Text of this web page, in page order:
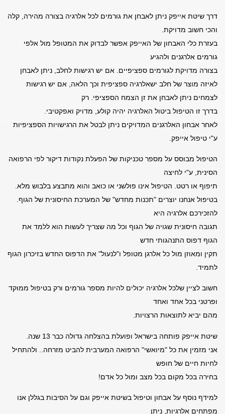
דרך שיטת אייפק ניתן לאבחן את גורמים לכל אלרגיה בצורה מהירה, קלה
והכי חשוב מדויקת.
בעזרת כלי האבחון של האייפק אפשר לבדוק את המטופל מול אלפי
גורמים אלרגנים ולהגיע
בצורה מדויקת לגורמים ספציפיים. אם יש רגישות לחלב, ניתן לאבחן
לאיזה מוצר של חלב ישאלרגיה ספציפית וכך הלאה, אם יש רגישות
לצמחים ניתן לאבחן את זן הצמח הספציפי. רק
בדרך זו הטיפול ביטול האלרגיה יהיה קולע, מדויק ואפקטיבי.
לאחר אבחון האלרגנים המדויקים ניתן לבטל את הרגישויות הספציפיות
ע"י טיפול אייפק.
הטיפול מבוסס על מספר טכניקות של הפעלת נקודות דיקור לפי הרפואה
הסינית, ע"י לחיצה
תיפוף או רטט. הטיפול אינו פולשני או כואב והוא מתבצע בלבוש מלא.
בטיפול אנחנו יוצרים "תכנות מחדש" של המערכת החיסונית של הגוף.
להזכירכם אלרגיה היא
תגובה חיסונית שגויה של הגוף וכל מה שצריך לעשות הוא ללמד את
הגוף דפוס התנהגותי חדש
תקין ומאוזן מול כל אלרגן מטופל ו"לנעול" את הדפוס החדש בזיכרון הגוף
לתמיד.
חשוב לציין שלכל אלרגיה יכולים להיות מספר גורמים ורק בטיפול ממוקד
ופרטני בכל אחד ואחד
מהם יביא לתוצאות הרצויות.
שיטת אייפק פותחה בישראל ופועלת בהצלחה גדולה כבר 13 שנה.
אני מזמין את כל "מיואשי" הרפואה המערבית להביט מזרחה.. ולהתחיל
לחיות חיים של חופש
בחירה בכל מקום בכל מצב ומול כל אדם!
למידף נוסף על אבחון וטיפול בשיטת אייפק וגם על הסיבות בגללן אנו
מפתחים אלרגיות, ניתן